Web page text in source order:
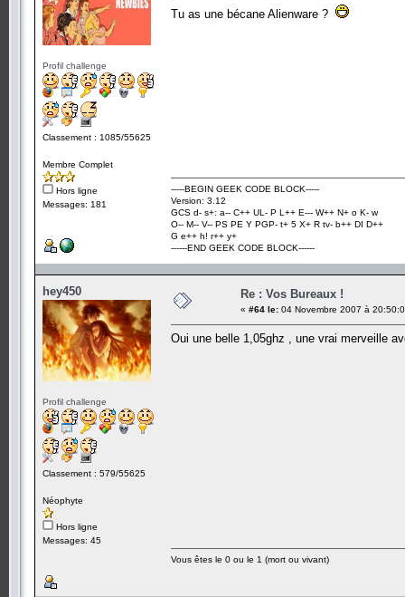
Profil challenge
Classement : 1085/55625
Membre Complet
Hors ligne
Messages: 181
Tu as une bécane Alienware ?
-----BEGIN GEEK CODE BLOCK-----
Version: 3.12
GCS d- s+: a-- C++ UL- P L++ E--- W++ N+ o K- w
O-- M-- V-- PS PE Y PGP- t+ 5 X+ R tv- b++ DI D++
G e++ h! r++ y+
------END GEEK CODE BLOCK------
hey450
Profil challenge
Classement : 579/55625
Néophyte
Hors ligne
Messages: 45
Re : Vos Bureaux !
« #64 le: 04 Novembre 2007 à
Oui une belle 1,05ghz , une vrai merveille
Vous êtes le 0 ou le 1 (mort ou vivant)